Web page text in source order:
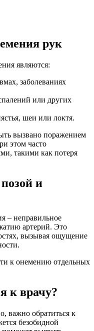
рук
являются:
заболеваниях
или других
шеи или локтя.
вызвано поражением
этом часто
такими как потеря
и
– неправильное
артерий. Это
вызывая ощущение
к онемению отдельных
к врачу?
важно обратиться к
безобидной